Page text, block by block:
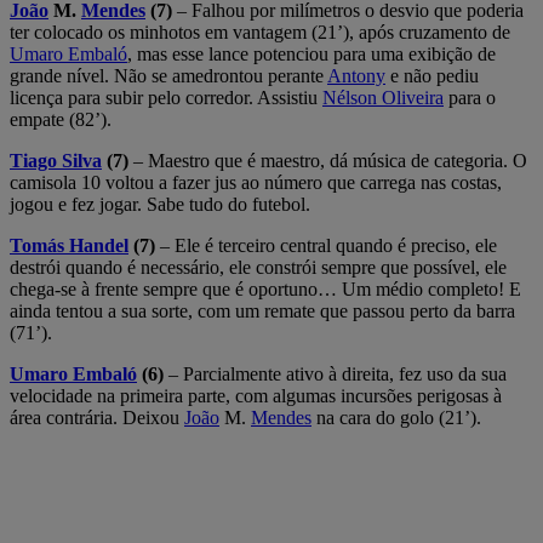
João M. Mendes (7) – Falhou por milímetros o desvio que poderia
ter colocado os minhotos em vantagem (21’), após cruzamento de
Umaro Embaló, mas esse lance potenciou para uma exibição de
grande nível. Não se amedrontou perante Antony e não pediu
licença para subir pelo corredor. Assistiu Nélson Oliveira para o
empate (82’).
Tiago Silva (7) – Maestro que é maestro, dá música de categoria. O
camisola 10 voltou a fazer jus ao número que carrega nas costas,
jogou e fez jogar. Sabe tudo do futebol.
Tomás Handel (7) – Ele é terceiro central quando é preciso, ele
destrói quando é necessário, ele constrói sempre que possível, ele
chega-se à frente sempre que é oportuno… Um médio completo! E
ainda tentou a sua sorte, com um remate que passou perto da barra
(71’).
Umaro Embaló (6) – Parcialmente ativo à direita, fez uso da sua
velocidade na primeira parte, com algumas incursões perigosas à
área contrária. Deixou João M. Mendes na cara do golo (21’).